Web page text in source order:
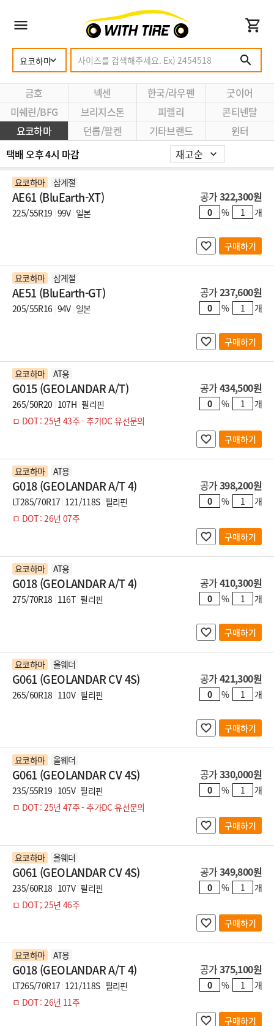
금호 넥센 한국/라우펜
굿이어
미쉐린/BFG
브리지스톤 피렐리
콘티넨탈
요코하마
던롭/팔켄 기타브랜드
윈터
택배 오후 4시 마감
요코하마 삼계절
AE61 (BluEarth-XT)
225/55R19 99V 일본
공가322,300원
% 개
구매하기
요코하마 삼계절
AE51 (BluEarth-GT)
205/55R16 94V 일본
공가237,600원
% 개
구매하기
요코하마 AT용
G015 (GEOLANDAR A/T)
265/50R20 107H 필리핀
ㅁ DOT : 25년 43주 - 추가DC 유선문의
공가434,500원
% 개
구매하기
요코하마 AT용
G018 (GEOLANDAR A/T 4)
LT285/70R17 121/118S 필리핀
ㅁ DOT : 26년 07주
공가398,200원
% 개
구매하기
요코하마 AT용
G018 (GEOLANDAR A/T 4)
275/70R18 116T 필리핀
공가410,300원
% 개
구매하기
요코하마 올웨더
G061 (GEOLANDAR CV 4S)
265/60R18 110V 필리핀
공가421,300원
% 개
구매하기
요코하마 올웨더
G061 (GEOLANDAR CV 4S)
235/55R19 105V 필리핀
ㅁ DOT : 25년 47주 - 추가DC 유선문의
공가330,000원
% 개
구매하기
요코하마 올웨더
G061 (GEOLANDAR CV 4S)
235/60R18 107V 필리핀
ㅁ DOT ; 25년 46주
공가349,800원
% 개
구매하기
요코하마 AT용
G018 (GEOLANDAR A/T 4)
LT265/70R17 121/118S 필리핀
ㅁ DOT : 26년 11주
공가375,100원
% 개
구매하기